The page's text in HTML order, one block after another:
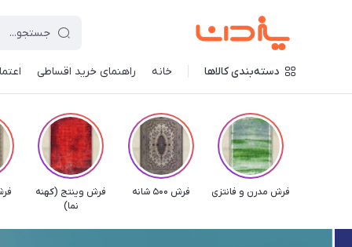
دسته‌بندی کالاها خانه راهنمای خرید اقساطی
فرش مدرن و فانتزی فرش 500 شانه
فرش وینتج (کهنه
نما)
فرش